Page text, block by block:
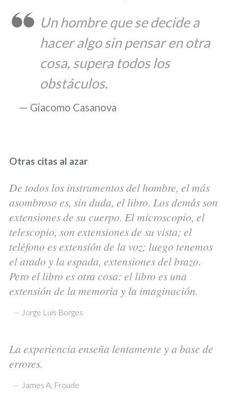
Giacomo Casanova
Un hombre que se decide a
hacer algo sin pensar en otra
cosa, supera todos los
obstáculos.
Otras citas al azar
De todos los instrumentos del hombre, el más
asombroso es, sin duda, el libro. Los demás son
extensiones de su cuerpo. El microscopio, el
telescopio, son extensiones de su vista; el
teléfono es extensión de la voz; luego tenemos
el arado y la espada, extensiones del brazo.
Pero el libro es otra cosa: el libro es una
extensión de la memoria y la imaginación.
— Jorge Luis Borges
La experiencia enseña lentamente y a base de
errores.
— James A. Froude